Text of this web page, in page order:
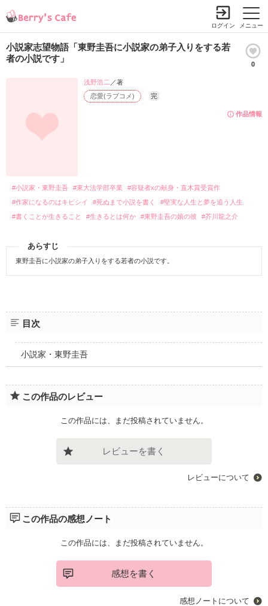
メニュー
ログイン
小説家志望物語「東野圭吾に小説家の弟子入りをする若
者の小説です」
0
作品情報
恋愛(ラブコメ) 完
浅野浩二 ／著
#小説家・東野圭吾 #東大法学部卒業
#容疑者xの献身・直木賞受賞作
#作家になるのはキビシイ
#死ぬまで小説を書く
#堅実な人生と夢を追う人生
#書くことが生きること
#生きるとは何か #東野圭吾の娘の彼 #芥川龍之介
あらすじ
東野圭吾に小説家の弟子入りをする若者の小説です。
目次
小説家・東野圭吾
この作品のレビュー
この作品には、まだ投稿されていません。
レビューを書く
レビューについて
この作品の感想ノート
この作品には、まだ投稿されていません。
感想を書く
感想ノートについて